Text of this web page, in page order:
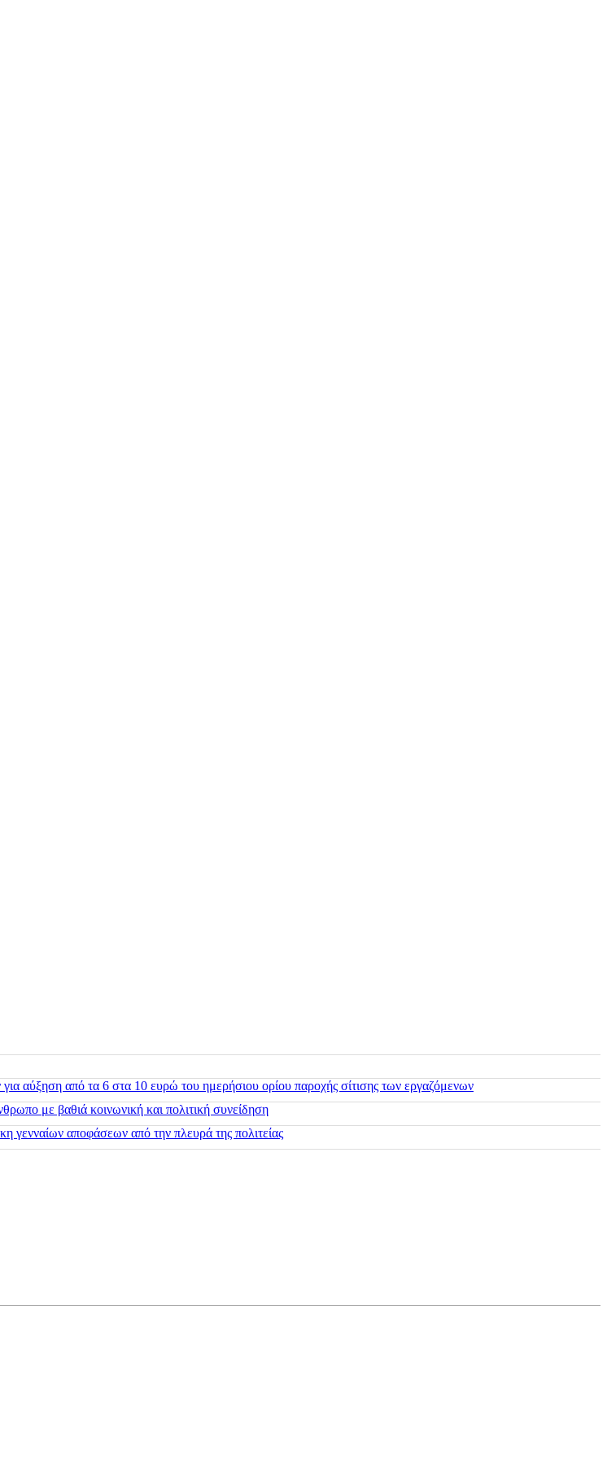
αύξηση από τα 6 στα 10 ευρώ του ημερήσιου ορίου παροχής σίτισης των εργαζόμενων
με βαθιά κοινωνική και πολιτική συνείδηση
γενναίων αποφάσεων από την πλευρά της πολιτείας